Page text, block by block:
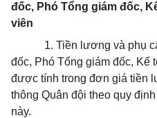
đốc, Phó Tổng giám đốc,
viên
1. Tiền lương và phụ
đốc, Phó Tổng giám đốc, Kế
được tính trong đơn giá tiền
thông Quân đội theo quy
này.